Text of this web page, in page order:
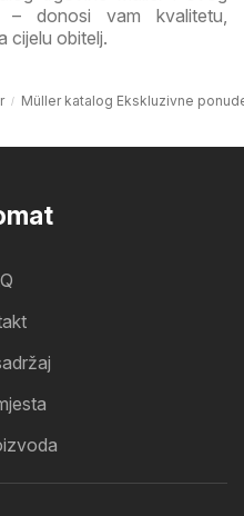
donosi vam kvalitetu,
cijelu obitelj.
Müller katalog Ekskluzivne